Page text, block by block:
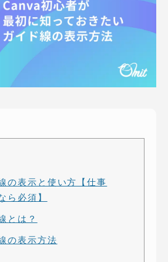
問い合わせ
〜 19:00 ( 土日祝定休 )
の表示と使い方【仕事
ら必須】
とは？
の表示方法